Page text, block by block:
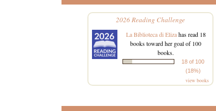
2026 Reading Challenge
La Biblioteca di Elizahas read 18
books toward her goal of 100
books.
18 of 100
(18%)
view books